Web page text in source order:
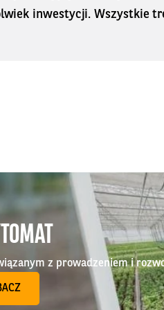
inwestycji. Wszystkie
z prowadzeniem i